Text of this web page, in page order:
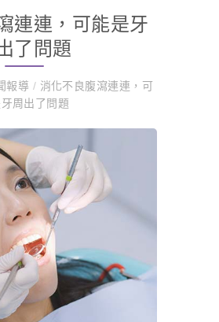
連連，可能是牙
了問題
報導 / 消化不良腹瀉連連，可
周出了問題